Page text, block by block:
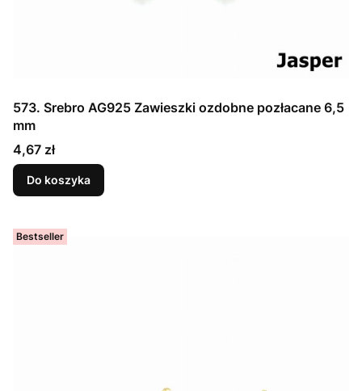
573. Srebro AG925 Zawieszki ozdobne pozłacane 6,5
mm
Cena
4,67 zł
Do koszyka
Bestseller